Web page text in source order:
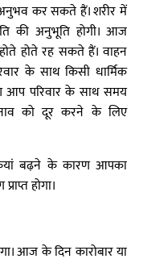
कर सकते हैं। शरीर में
की अनुभूति होगी। आज
होते रह सकते हैं। वाहन
के साथ किसी धार्मिक
आप परिवार के साथ समय
को दूर करने के लिए
बढ़ने के कारण आपका
होगा।
आज के दिन कारोबार या